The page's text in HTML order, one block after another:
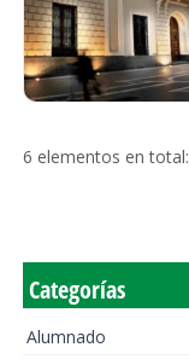
6 elementos en total:
Categorías
Alumnado